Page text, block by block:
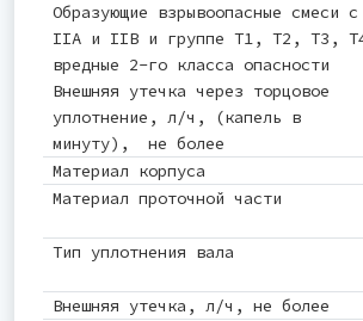
Образующие взрывоопасные смеси
IIА и IIВ и группе Т1, Т2, Т3,
вредные 2-го класса опасности
Внешняя утечка через торцовое
уплотнение, л/ч, (капель в
минуту), не более
Материал корпуса
Материал проточной части
Тип уплотнения вала
Внешняя утечка, л/ч, не более